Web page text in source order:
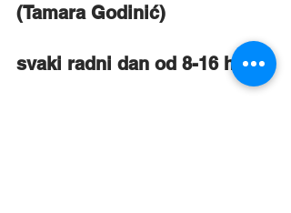
(Tamara Godinić)
svaki radni dan od 8-16 h.